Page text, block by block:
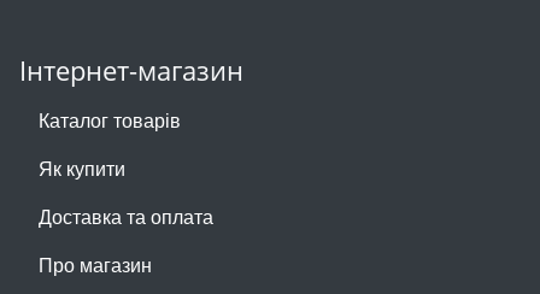
Інтернет-магазин
Каталог товарів
Як купити
Доставка та оплата
Про магазин